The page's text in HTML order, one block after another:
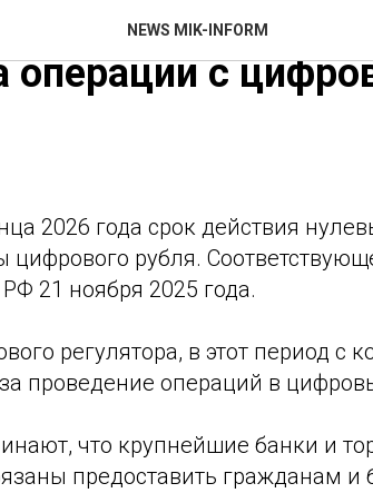
NEWS MIK-INFORM
на 2026 год
операции с
2026 года срок действия
цифрового рубля.
21 ноября 2025 года.
регулятора, в этот период с
проведение операций в
что крупнейшие банки и
предоставить гражданам и